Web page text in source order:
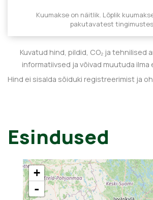
Kuumakse on näitlik. Lõplik
pakutavatest
Kuvatud hind, pildid, CO₂ ja tehnilised
informatiivsed ja võivad muutuda
Hind ei sisalda sõiduki registreerimist ja
Esindused
+
-